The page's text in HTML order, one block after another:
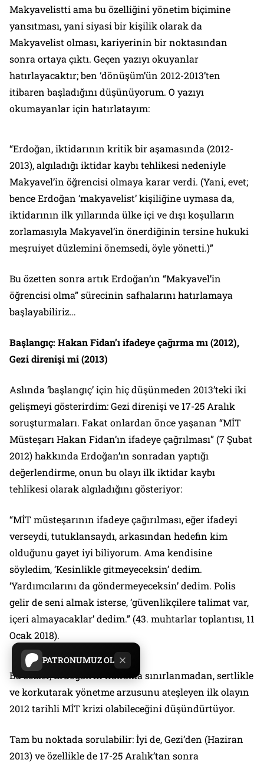
PATRONUMUZ OL
Makyavelistti ama bu özelliğini yönetim biçimine
yansıtması, yani siyasi bir kişilik olarak da
Makyavelist olması, kariyerinin bir noktasından
sonra ortaya çıktı. Geçen yazıyı okuyanlar
hatırlayacaktır; ben ‘dönüşüm’ün 2012-2013’ten
itibaren başladığını düşünüyorum. O yazıyı
okumayanlar için hatırlatayım:
“Erdoğan, iktidarının kritik bir aşamasında (2012-
2013), algıladığı iktidar kaybı tehlikesi nedeniyle
Makyavel’in öğrencisi olmaya karar verdi. (Yani, evet;
bence Erdoğan ‘makyavelist’ kişiliğine uymasa da,
iktidarının ilk yıllarında ülke içi ve dışı koşulların
zorlamasıyla Makyavel’in önerdiğinin tersine hukuki
meşruiyet düzlemini önemsedi, öyle yönetti.)”
Bu özetten sonra artık Erdoğan’ın “Makyavel’in
öğrencisi olma” sürecinin safhalarını hatırlamaya
başlayabiliriz…
Başlangıç: Hakan Fidan’ı ifadeye çağırma mı (2012),
Gezi direnişi mi (2013)
Aslında ‘başlangıç’ için hiç düşünmeden 2013’teki iki
gelişmeyi gösterirdim: Gezi direnişi ve 17-25 Aralık
soruşturmaları. Fakat onlardan önce yaşanan “MİT
Müsteşarı Hakan Fidan’ın ifadeye çağrılması” (7 Şubat
2012) hakkında Erdoğan’ın sonradan yaptığı
değerlendirme, onun bu olayı ilk iktidar kaybı
tehlikesi olarak algıladığını gösteriyor:
“MİT müsteşarının ifadeye çağırılması, eğer ifadeyi
verseydi, tutuklansaydı, arkasından hedefin kim
olduğunu gayet iyi biliyorum. Ama kendisine
söyledim, ‘Kesinlikle gitmeyeceksin’ dedim.
‘Yardımcılarını da göndermeyeceksin’ dedim. Polis
gelir de seni almak isterse, ‘güvenlikçilere talimat var,
içeri almayacaklar’ dedim.” (43. muhtarlar toplantısı, 11
Ocak 2018).
Bu sözler, Erdoğan’ın hukukla sınırlanmadan, sertlikle
ve korkutarak yönetme arzusunu ateşleyen ilk olayın
2012 tarihli MİT krizi olabileceğini düşündürtüyor.
Tam bu noktada sorulabilir: İyi de, Gezi’den (Haziran
2013) ve özellikle de 17-25 Aralık’tan sonra